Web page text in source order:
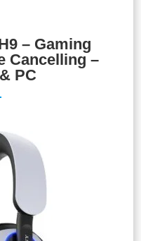
– Gaming
Cancelling –
PC